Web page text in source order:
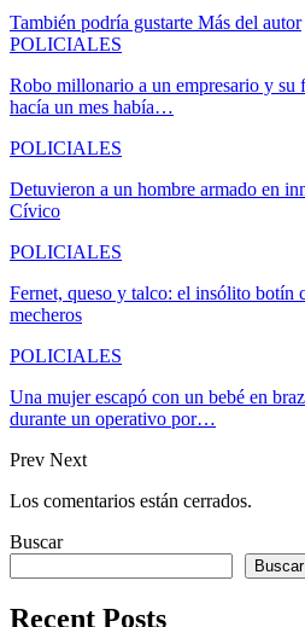
También podría gustarte Más del autor
POLICIALES
Robo millonario a un empresario y
hacía un mes había…
POLICIALES
Detuvieron a un hombre armado en
Cívico
POLICIALES
Fernet, queso y talco: el insólito botín
mecheros
POLICIALES
Una mujer escapó con un bebé en
durante un operativo por…
Prev Next
Los comentarios están cerrados.
Buscar
Buscar
Recent Posts